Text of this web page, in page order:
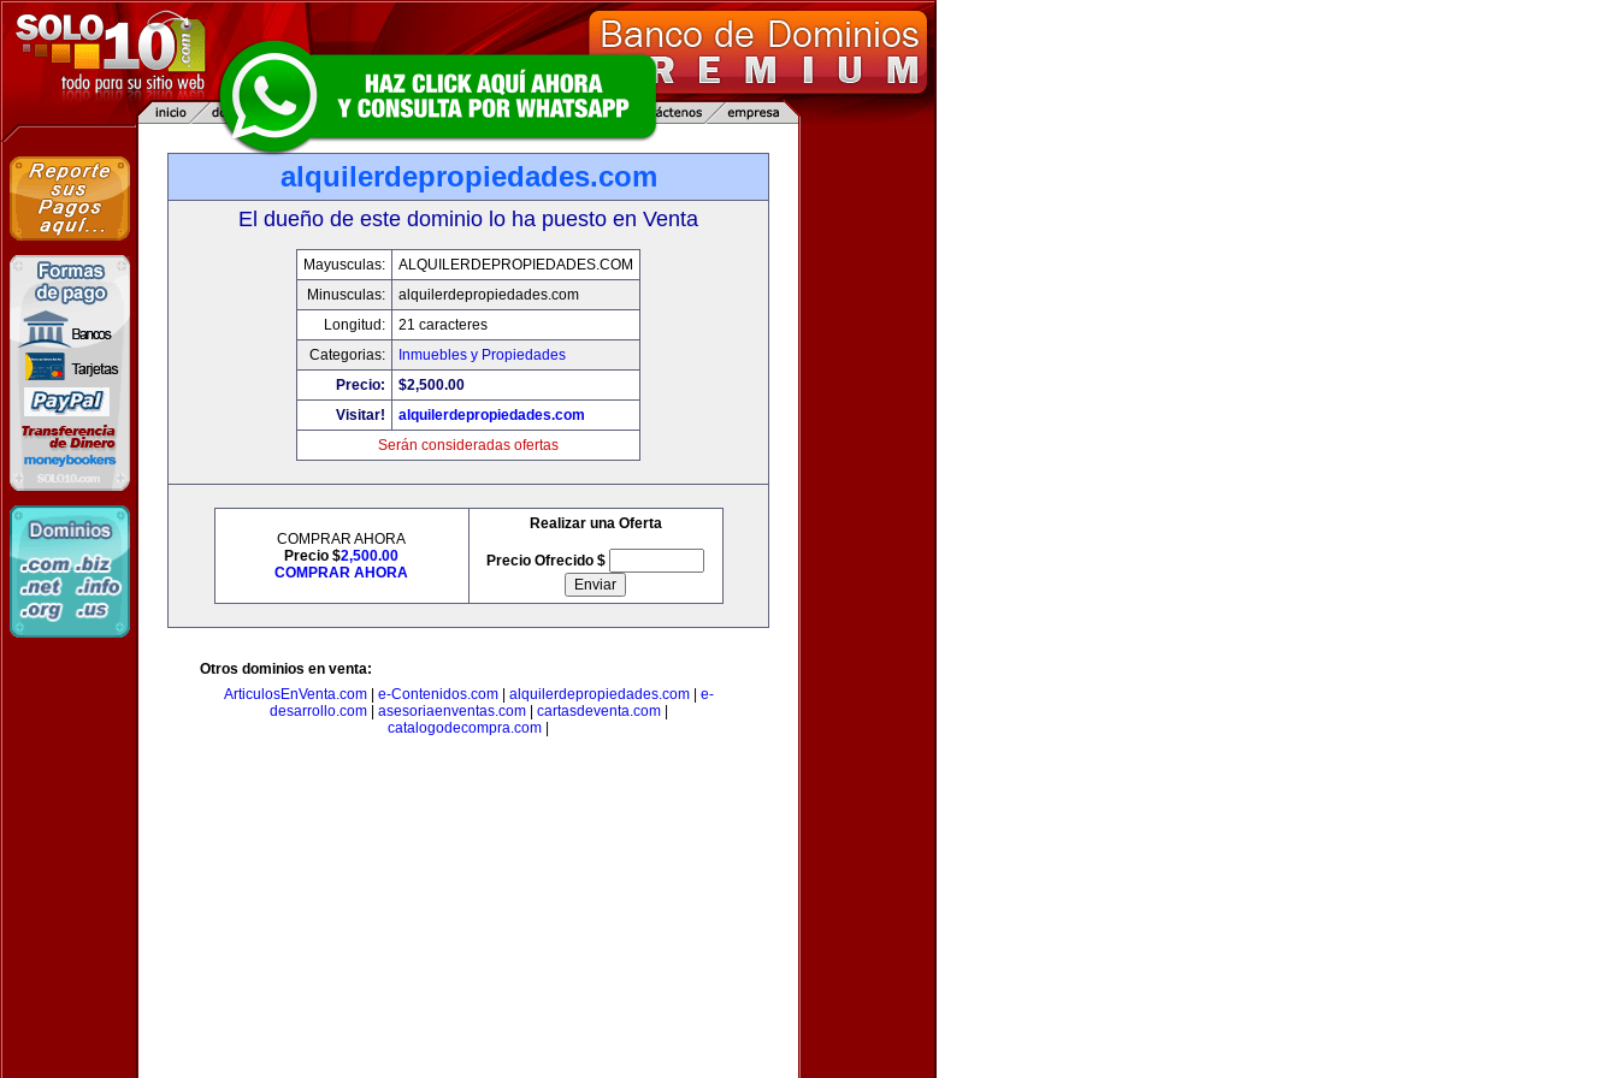
alquilerdepropiedades.com
El dueño de este dominio lo ha puesto en Venta
Mayusculas:
ALQUILERDEPROPIEDADES.COM
Minusculas:
alquilerdepropiedades.com
Longitud:
21 caracteres
Categorias:
Inmuebles y Propiedades
Precio:
$2,500.00
Visitar!
alquilerdepropiedades.com
Serán consideradas ofertas
COMPRAR AHORA
Precio $2,500.00
COMPRAR AHORA
Realizar una Oferta
Precio Ofrecido $
Otros dominios en venta:
ArticulosEnVenta.com| e-Contenidos.com| alquilerdepropiedades.com| e-
desarrollo.com| asesoriaenventas.com| cartasdeventa.com|
catalogodecompra.com